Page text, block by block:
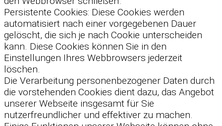
Persistente Cookies: Diese Cookies werden
automatisiert nach einer vorgegebenen Dauer
gelöscht, die sich je nach Cookie unterscheiden
kann. Diese Cookies können Sie in den
Einstellungen Ihres Webbrowsers jederzeit
löschen.
Die Verarbeitung personenbezogener Daten durch
die vorstehenden Cookies dient dazu, das Angebot
unserer Webseite insgesamt für Sie
nutzerfreundlicher und effektiver zu machen.